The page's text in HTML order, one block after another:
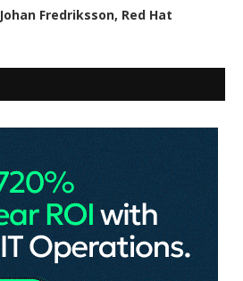
Fredriksson, Red Hat